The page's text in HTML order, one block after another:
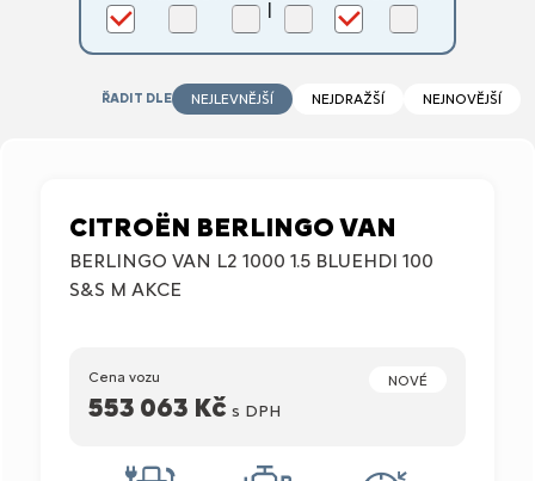
|
ŘADIT DLE NEJLEVNĚJŠÍ NEJDRAŽŠÍ NEJNOVĚJŠÍ
CITROËN BERLINGO VAN
BERLINGO VAN L2 1000 1.5 BLUEHDI 100
S&S M AKCE
Cena vozu
553 063 Kč s DPH
NOVÉ